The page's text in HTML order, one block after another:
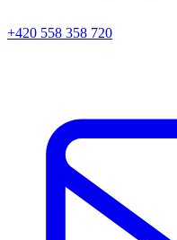
+420 558 358 720